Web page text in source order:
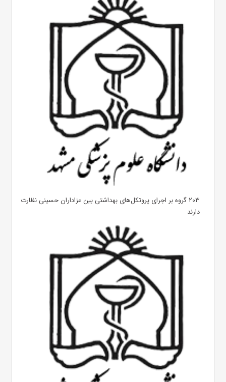
۲۰۳ گروه بر اجرای پروتکل‌های بهداشتی بین عزاداران حسینی نظارت
دارند